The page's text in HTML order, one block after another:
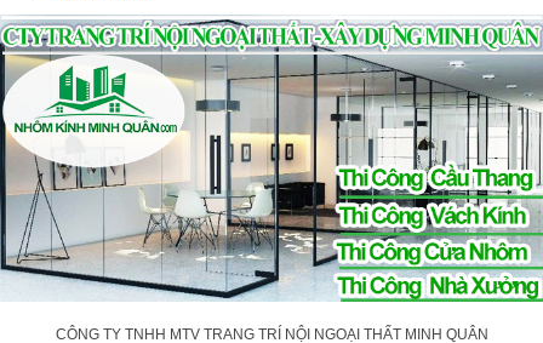
CÔNG TY TNHH MTV TRANG TRÍ NỘI NGOẠI THẤT MINH QUÂN